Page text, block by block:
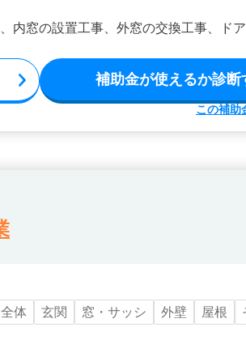
内窓の設置工事、外窓の交換工事、ド
補助金が使えるか診断
この補助
体 玄関 窓・サッシ 外壁 屋根